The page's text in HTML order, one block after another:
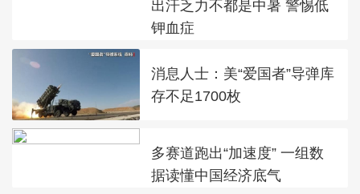
出汗乏力不都是中暑 警惕低
钾血症
消息人士：美“爱国者”导弹库
存不足1700枚
多赛道跑出“加速度” 一组数
据读懂中国经济底气